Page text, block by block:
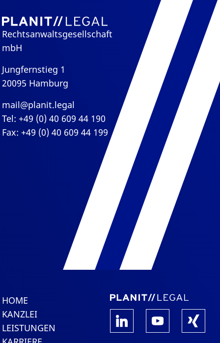
Rechtsanwaltsgesellschaft
mbH
Jungfernstieg 1
20095 Hamburg
mail@planit.legal
Tel: +49 (0) 40 609 44 190
Fax: +49 (0) 40 609 44 199
HOME
KANZLEI
LEISTUNGEN